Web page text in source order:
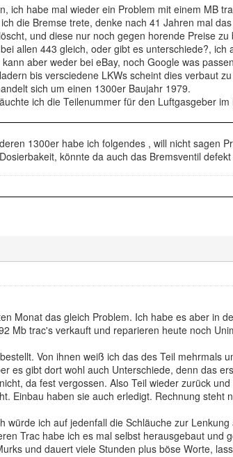
ich habe mal wieder ein Problem mit einem MB
die Bremse trete, denke nach 41 Jahren mal
und diese nur noch gegen horende Preise
allen 443 gleich, oder gibt es unterschiede?,
aber weder bei eBay, noch Google was
bis versciedene LKWs scheint dies verbaut
sich um einen 1300er Baujahr 1979.
ich die Teilenummer für den Luftgasgeber im
1300er habe ich folgendes , will nicht sagen
könnte da auch das Bremsventil defekt
Monat das gleich Problem. Ich habe es aber in
Mb trac's verkauft und reparieren heute noch
Von ihnen weiß ich das des Teil mehrmals
es gibt dort wohl auch Unterschiede, denn das
da fest vergossen. Also Teil wieder zurück
Einbau haben sie auch erledigt. Rechnung steht
würde ich auf jedenfall die Schläuche zur
Trac habe ich es mal selbst herausgebaut
und dauert viele Stunden plus böse Worte,